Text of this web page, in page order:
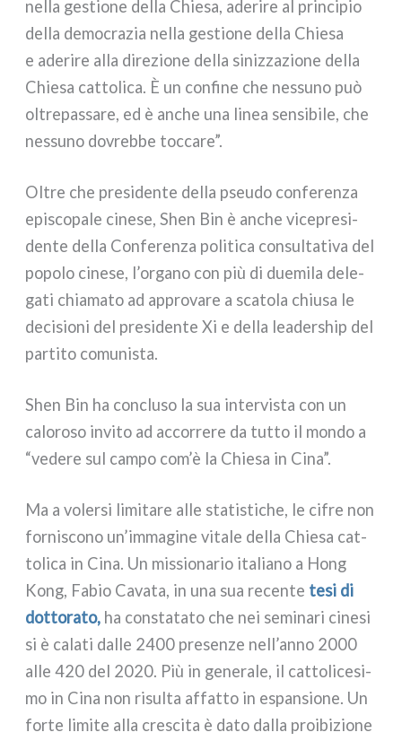
nel­la gestio­ne del­la Chiesa, ade­ri­re al prin­ci­pio
del­la demo­cra­zia nel­la gestio­ne del­la Chiesa
e ade­ri­re alla dire­zio­ne del­la siniz­za­zio­ne del­la
Chiesa cat­to­li­ca. È un con­fi­ne che nes­su­no può
oltre­pas­sa­re, ed è anche una linea sen­si­bi­le, che
nes­su­no dovreb­be toc­ca­re”.
Oltre che pre­si­den­te del­la pseu­do con­fe­ren­za
epi­sco­pa­le cine­se, Shen Bin è anche vice­pre­si­
den­te del­la Conferenza poli­ti­ca con­sul­ta­ti­va del
popo­lo cine­se, l’organo con più di due­mi­la dele­
ga­ti chia­ma­to ad appro­va­re a sca­to­la chiu­sa le
deci­sio­ni del pre­si­den­te Xi e del­la lea­der­ship del
par­ti­to comu­ni­sta.
Shen Bin ha con­clu­so la sua inter­vi­sta con un
calo­ro­so invi­to ad accor­re­re da tut­to il mon­do a
“vede­re sul cam­po com’è la Chiesa in Cina”.
Ma a voler­si limi­ta­re alle sta­ti­sti­che, le cifre non
for­ni­sco­no un’immagine vita­le del­la Chiesa cat­
to­li­ca in Cina. Un mis­sio­na­rio ita­lia­no a Hong
Kong, Fabio Cavata, in una sua recen­te tesi di
dot­to­ra­to, ha con­sta­ta­to che nei semi­na­ri cine­si
si è cala­ti dal­le 2400 pre­sen­ze nell’anno 2000
alle 420 del 2020. Più in gene­ra­le, il cat­to­li­ce­si­
mo in Cina non risul­ta affat­to in espan­sio­ne. Un
for­te limi­te alla cre­sci­ta è dato dal­la proi­bi­zio­ne